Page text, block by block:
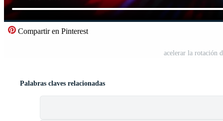
Compartir en Pinterest
acelerar la rotación
Palabras claves relacionadas